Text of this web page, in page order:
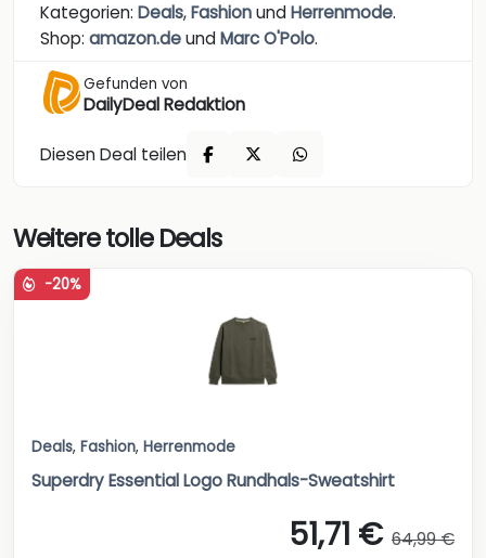
Kategorien: Deals,FashionundHerrenmode.
Shop: amazon.deundMarc O'Polo.
Gefunden von
DailyDeal Redaktion
Diesen Deal teilen
Weitere tolle Deals
-20%
Deals, Fashion, Herrenmode
Superdry Essential Logo Rundhals-Sweatshirt
51,71 € 64,99 €